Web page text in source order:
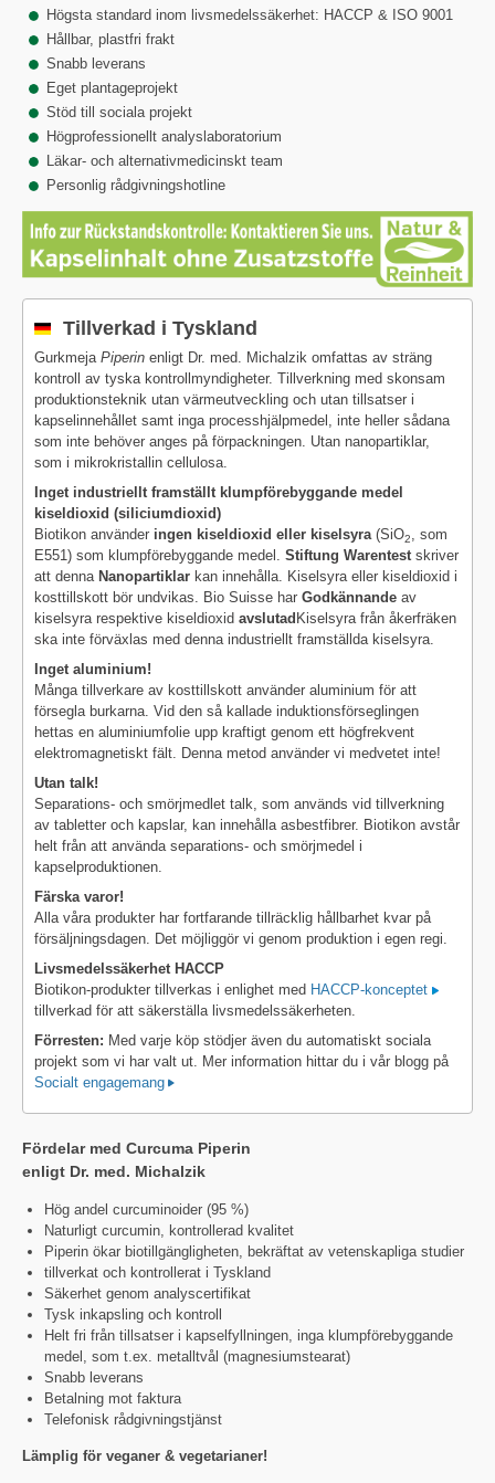
Högsta standard inom livsmedelssäkerhet: HACCP & ISO 9001
Hållbar, plastfri frakt
Snabb leverans
Eget plantageprojekt
Stöd till sociala projekt
Högprofessionellt analyslaboratorium
Läkar- och alternativmedicinskt team
Personlig rådgivningshotline
Tillverkad i Tyskland
Gurkmeja Piperin enligt Dr. med. Michalzik omfattas av sträng
kontroll av tyska kontrollmyndigheter. Tillverkning med skonsam
produktionsteknik utan värmeutveckling och utan tillsatser i
kapselinnehållet samt inga processhjälpmedel, inte heller sådana
som inte behöver anges på förpackningen. Utan nanopartiklar,
som i mikrokristallin cellulosa.
Inget industriellt framställt klumpförebyggande medel
kiseldioxid (siliciumdioxid)
Biotikon använder ingen kiseldioxid eller kiselsyra(SiO2, som
E551) som klumpförebyggande medel. Stiftung Warentestskriver
att denna Nanopartiklar kan innehålla. Kiselsyra eller kiseldioxid i
kosttillskott bör undvikas. Bio Suisse har Godkännande av
kiselsyra respektive kiseldioxid avslutad Kiselsyra från åkerfräken
ska inte förväxlas med denna industriellt framställda kiselsyra.
Inget aluminium!
Många tillverkare av kosttillskott använder aluminium för att
försegla burkarna. Vid den så kallade induktionsförseglingen
hettas en aluminiumfolie upp kraftigt genom ett högfrekvent
elektromagnetiskt fält. Denna metod använder vi medvetet inte!
Utan talk!
Separations- och smörjmedlet talk, som används vid tillverkning
av tabletter och kapslar, kan innehålla asbestfibrer. Biotikon avstår
helt från att använda separations- och smörjmedel i
kapselproduktionen.
Färska varor!
Alla våra produkter har fortfarande tillräcklig hållbarhet kvar på
försäljningsdagen. Det möjliggör vi genom produktion i egen regi.
Livsmedelssäkerhet HACCP
Biotikon-produkter tillverkas i enlighet med HACCP-konceptet
tillverkad för att säkerställa livsmedelssäkerheten.
Förresten: Med varje köp stödjer även du automatiskt sociala
projekt som vi har valt ut. Mer information hittar du i vår blogg på
Socialt engagemang
Fördelar med Curcuma Piperin
enligt Dr. med. Michalzik
Hög andel curcuminoider (95 %)
Naturligt curcumin, kontrollerad kvalitet
Piperin ökar biotillgängligheten, bekräftat av vetenskapliga studier
tillverkat och kontrollerat i Tyskland
Säkerhet genom analyscertifikat
Tysk inkapsling och kontroll
Helt fri från tillsatser i kapselfyllningen, inga klumpförebyggande
medel, som t.ex. metalltvål (magnesiumstearat)
Snabb leverans
Betalning mot faktura
Telefonisk rådgivningstjänst
Lämplig för veganer & vegetarianer!